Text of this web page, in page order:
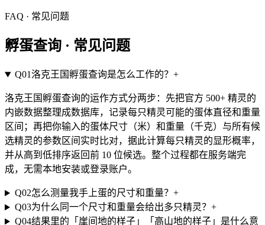
FAQ · 常见问题
孵蛋查询 · 常见问题
Q01洛克王国孵蛋查询是怎么工作的？ +
洛克王国孵蛋查询的运作方式分两步：先把官方 500+ 精灵的
内嵌数据整理成数据库，记录每只精灵可能的蛋体直径和重量
区间；再把你输入的蛋体尺寸（米）和重量（千克）与所有候
选精灵的参数区间实时比对，据此计算每只精灵的显形概率，
并从高到低排序返回前 10 位候选。整个过程都在服务端完
成，无需本地安装或登录账户。
Q02怎么测量我手上蛋的尺寸和重量？ +
Q03为什么同一个尺寸和重量会给出多只精灵？ +
Q04结果里的「崖间地的样子」「高山地的样子」是什么意